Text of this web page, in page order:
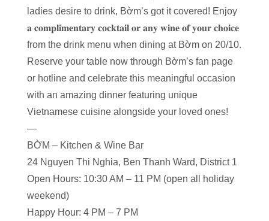
ladies desire to drink, Bờm’s got it covered! Enjoy
𝐚 𝐜𝐨𝐦𝐩𝐥𝐢𝐦𝐞𝐧𝐭𝐚𝐫𝐲 𝐜𝐨𝐜𝐤𝐭𝐚𝐢𝐥 𝐨𝐫 𝐚𝐧𝐲 𝐰𝐢𝐧𝐞 𝐨𝐟 𝐲𝐨𝐮𝐫 𝐜𝐡𝐨𝐢𝐜𝐞
from the drink menu when dining at Bờm on 20/10.
Reserve your table now through Bờm’s fan page
or hotline and celebrate this meaningful occasion
with an amazing dinner featuring unique
Vietnamese cuisine alongside your loved ones!
—
BỜM – Kitchen & Wine Bar
24 Nguyen Thi Nghia, Ben Thanh Ward, District 1
Open Hours: 10:30 AM – 11 PM (open all holiday
weekend)
Happy Hour: 4 PM – 7 PM